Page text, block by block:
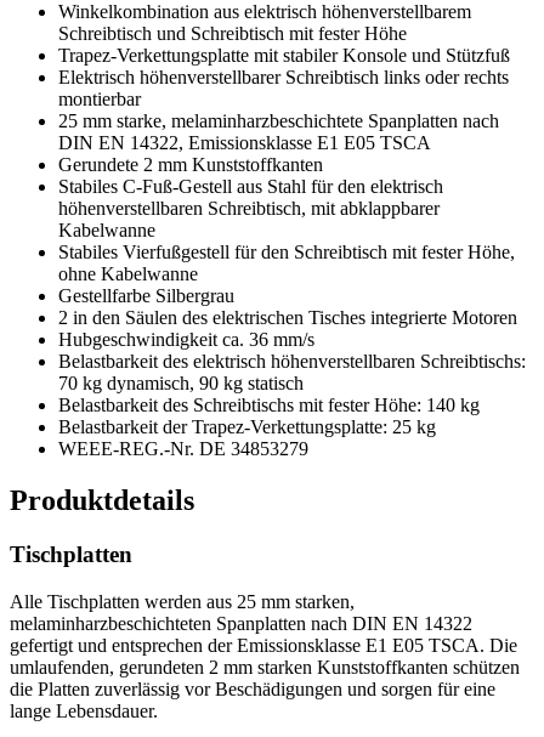
Winkelkombination aus elektrisch höhenverstellbarem
Schreibtisch und Schreibtisch mit fester Höhe
Trapez-Verkettungsplatte mit stabiler Konsole und Stützfuß
Elektrisch höhenverstellbarer Schreibtisch links oder rechts
montierbar
25 mm starke, melaminharzbeschichtete Spanplatten nach
DIN EN 14322, Emissionsklasse E1 E05 TSCA
Gerundete 2 mm Kunststoffkanten
Stabiles C-Fuß-Gestell aus Stahl für den elektrisch
höhenverstellbaren Schreibtisch, mit abklappbarer
Kabelwanne
Stabiles Vierfußgestell für den Schreibtisch mit fester Höhe,
ohne Kabelwanne
Gestellfarbe Silbergrau
2 in den Säulen des elektrischen Tisches integrierte Motoren
Hubgeschwindigkeit ca. 36 mm/s
Belastbarkeit des elektrisch höhenverstellbaren Schreibtischs:
70 kg dynamisch, 90 kg statisch
Belastbarkeit des Schreibtischs mit fester Höhe: 140 kg
Belastbarkeit der Trapez-Verkettungsplatte: 25 kg
WEEE-REG.-Nr. DE 34853279
Produktdetails
Tischplatten
Alle Tischplatten werden aus 25 mm starken,
melaminharzbeschichteten Spanplatten nach DIN EN 14322
gefertigt und entsprechen der Emissionsklasse E1 E05 TSCA. Die
umlaufenden, gerundeten 2 mm starken Kunststoffkanten schützen
die Platten zuverlässig vor Beschädigungen und sorgen für eine
lange Lebensdauer.